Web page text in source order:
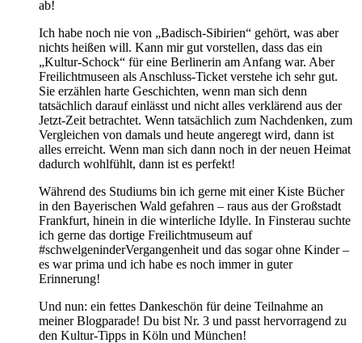
ab!
Ich habe noch nie von „Badisch-Sibirien“ gehört, was aber
nichts heißen will. Kann mir gut vorstellen, dass das ein
„Kultur-Schock“ für eine Berlinerin am Anfang war. Aber
Freilichtmuseen als Anschluss-Ticket verstehe ich sehr gut.
Sie erzählen harte Geschichten, wenn man sich denn
tatsächlich darauf einlässt und nicht alles verklärend aus der
Jetzt-Zeit betrachtet. Wenn tatsächlich zum Nachdenken, zum
Vergleichen von damals und heute angeregt wird, dann ist
alles erreicht. Wenn man sich dann noch in der neuen Heimat
dadurch wohlfühlt, dann ist es perfekt!
Während des Studiums bin ich gerne mit einer Kiste Bücher
in den Bayerischen Wald gefahren – raus aus der Großstadt
Frankfurt, hinein in die winterliche Idylle. In Finsterau suchte
ich gerne das dortige Freilichtmuseum auf
#schwelgeninderVergangenheit und das sogar ohne Kinder –
es war prima und ich habe es noch immer in guter
Erinnerung!
Und nun: ein fettes Dankeschön für deine Teilnahme an
meiner Blogparade! Du bist Nr. 3 und passt hervorragend zu
den Kultur-Tipps in Köln und München!